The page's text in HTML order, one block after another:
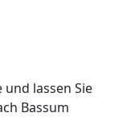
lassen Sie
Bassum